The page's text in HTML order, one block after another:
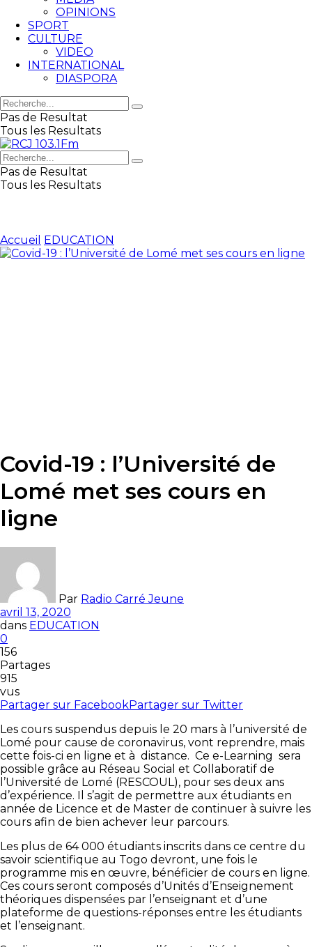
OPINIONS
SPORT
CULTURE
VIDEO
INTERNATIONAL
DIASPORA
Pas de Resultat
Tous les Resultats
Pas de Resultat
Tous les Resultats
Accueil EDUCATION
Covid-19 : l’Université de
Lomé met ses cours en
ligne
Par Radio Carré Jeune
avril 13, 2020
dans EDUCATION
0
156
Partages
915
vus
Partager sur FacebookPartager sur Twitter
Les cours suspendus depuis le 20 mars à l’université de
Lomé pour cause de coronavirus, vont reprendre, mais
cette fois-ci en ligne et à distance. Ce e-Learning sera
possible grâce au Réseau Social et Collaboratif de
l’Université de Lomé (RESCOUL), pour ses deux ans
d’expérience. Il s’agit de permettre aux étudiants en
année de Licence et de Master de continuer à suivre les
cours afin de bien achever leur parcours.
Les plus de 64 000 étudiants inscrits dans ce centre du
savoir scientifique au Togo devront, une fois le
programme mis en œuvre, bénéficier de cours en ligne.
Ces cours seront composés d’Unités d’Enseignement
théoriques dispensées par l’enseignant et d’une
plateforme de questions-réponses entre les étudiants
et l’enseignant.